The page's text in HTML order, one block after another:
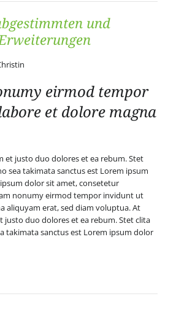
und
eirmod tempor
et dolore magna
et justo duo dolores et ea rebum. Stet
sea takimata sanctus est Lorem ipsum
dolor sit amet, consetetur
nonumy eirmod tempor invidunt ut
aliquyam erat, sed diam voluptua. At
justo duo dolores et ea rebum. Stet clita
takimata sanctus est Lorem ipsum dolor